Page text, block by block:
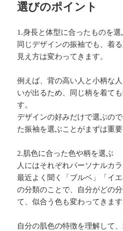
選びのポイント
1.身長と体型に合ったものを選
同じデザインの振袖でも、着
見え方は変わってきます。
例えば、背の高い人と小柄な
いが出るため、同じ柄を着て
す。
デザインの好みだけで選ぶの
た振袖を選ぶことがまずは重要
2.肌色に合った色や柄を選ぶ
人にはそれぞれパーソナルカラ
最近よく聞く「ブルベ」「イ
の分類のことで、自分がどの
て、似合う色も変わってきます
自分の肌色の特徴を理解して